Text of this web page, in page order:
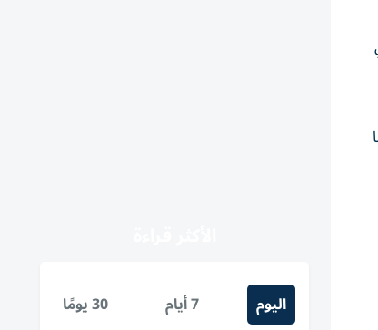
اليوم 7 أيام 30 يومًا